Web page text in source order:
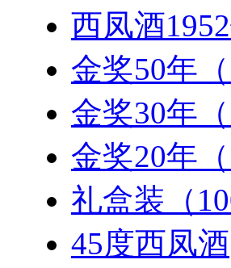
西凤酒
金奖50年（
金奖30年（
金奖20年（
礼盒装（
45度西凤酒